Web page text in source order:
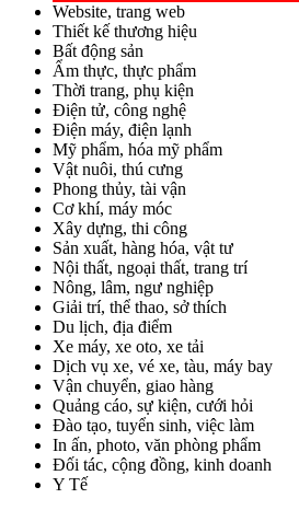
Website, trang web
Thiết kế thương hiệu
Bất động sản
Ẩm thực, thực phẩm
Thời trang, phụ kiện
Điện tử, công nghệ
Điện máy, điện lạnh
Mỹ phẩm, hóa mỹ phẩm
Vật nuôi, thú cưng
Phong thủy, tài vận
Cơ khí, máy móc
Xây dựng, thi công
Sản xuất, hàng hóa, vật tư
Nội thất, ngoại thất, trang trí
Nông, lâm, ngư nghiệp
Giải trí, thể thao, sở thích
Du lịch, địa điểm
Xe máy, xe oto, xe tải
Dịch vụ xe, vé xe, tàu, máy bay
Vận chuyển, giao hàng
Quảng cáo, sự kiện, cưới hỏi
Đào tạo, tuyển sinh, việc làm
In ấn, photo, văn phòng phẩm
Đối tác, cộng đồng, kinh doanh
Y Tế